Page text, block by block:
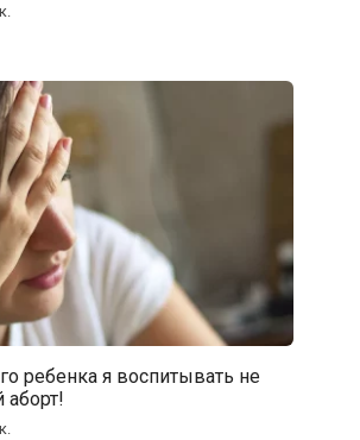
ребенка я воспитывать не
аборт!